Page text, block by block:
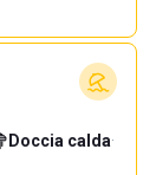
Doccia calda·